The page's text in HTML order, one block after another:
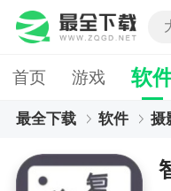
首页 游戏 软
最全下载 软件 摄